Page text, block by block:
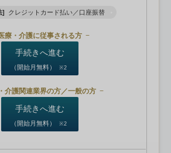
] クレジットカード払い／口座振替
療・介護に従事される方
手続きへ進む
（開始月無料） ※2
介護関連業界の方／一般の方
手続きへ進む
（開始月無料） ※2